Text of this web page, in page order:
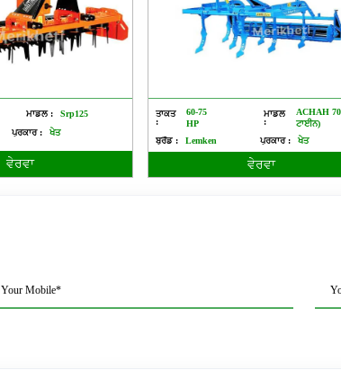
ਮਾਡਲ :
Srp125
ਪ੍ਰਕਾਰ : ਖੇਤ
ਵੇਰਵਾ
ਤਾਕਤ
:
60-75
HP
ਮਾਡਲ
:
ACHAH
ਟਾਈਨ)
ਬ੍ਰੈਂਡ :
Lemken ਪ੍ਰਕਾਰ : ਖੇਤ
ਵੇਰਵਾ
Your Mobile*